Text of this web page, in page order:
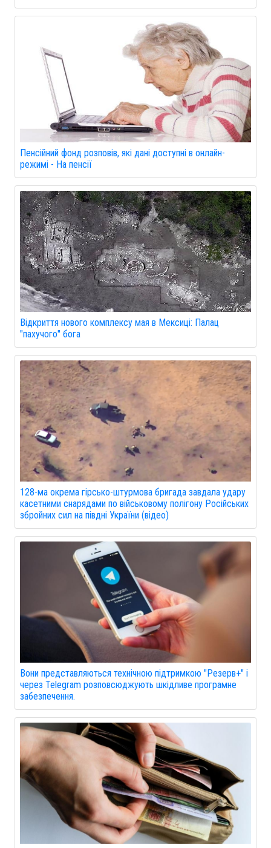
Пенсійний фонд розповів, які дані доступні в онлайн-
режимі - На пенсії
Відкриття нового комплексу мая в Мексиці: Палац
"пахучого" бога
128-ма окрема гірсько-штурмова бригада завдала удару
касетними снарядами по військовому полігону Російських
збройних сил на півдні України (відео)
Вони представляються технічною підтримкою "Резерв+" і
через Telegram розповсюджують шкідливе програмне
забезпечення.